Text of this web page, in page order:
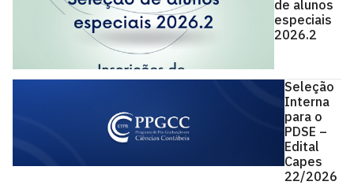
de alunos
especiais
2026.2
Seleção
Interna
para o
PDSE –
Edital
Capes
22/2026